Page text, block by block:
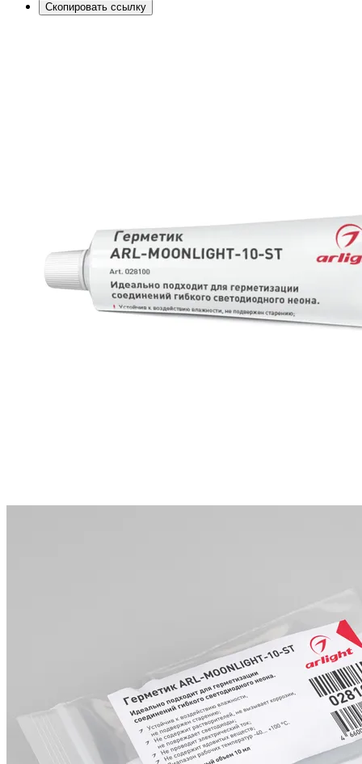
Скопировать ссылку